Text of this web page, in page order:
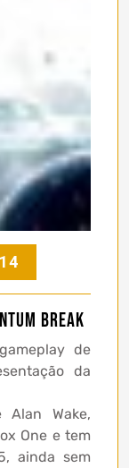
Break
de
da
Wake,
One e tem
ainda sem